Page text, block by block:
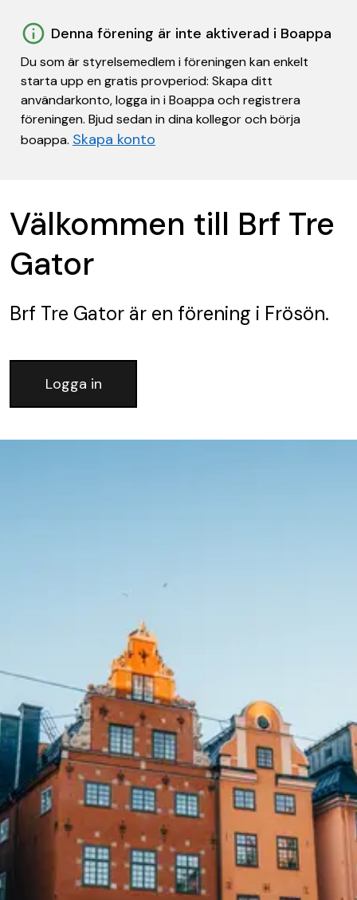
Denna förening är inte aktiverad i Boappa
Du som är styrelsemedlem i föreningen kan enkelt
starta upp en gratis provperiod: Skapa ditt
användarkonto, logga in i Boappa och registrera
föreningen. Bjud sedan in dina kollegor och börja
boappa. Skapa konto
Välkommen till Brf Tre
Gator
Brf Tre Gator är en förening i Frösön.
Logga in